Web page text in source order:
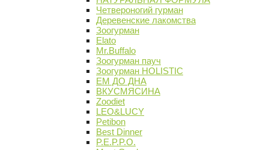
Четвероногий гурман
Деревенские лакомства
Зоогурман
Elato
Mr.Buffalo
Зоогурман пауч
Зоогурман HOLISTIC
ЕМ ДО ДНА
ВКУСМЯСИНА
Zoodiet
LEO&LUCY
Petibon
Best Dinner
P.E.P.P.O.